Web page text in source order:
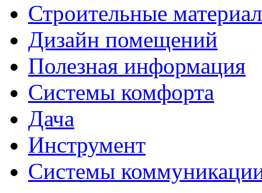
Строительные
Дизайн помещений
Полезная информация
Системы комфорта
Дача
Инструмент
Системы